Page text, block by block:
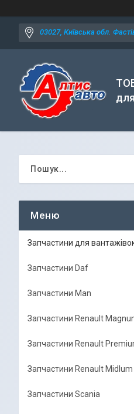
03027, Київська обл.
Запчастини для
Запчастини Daf
Запчастини Man
Запчастини Renault
Запчастини Renault
Запчастини Renault Midlum
Запчастини Scania